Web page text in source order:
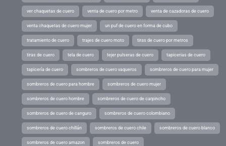
ver chaquetas de cuero venta de cuero por metro venta de cazadoras de cuero
venta chaquetas de cuero mujer un puf de cuero en forma de cubo
tratamiento de cuero trajes de cuero moto tiras de cuero por metros
tiras de cuero tela de cuero tejer pulseras de cuero tapicerias de cuero
tapicería de cuero sombreros de cuero vaqueros sombreros de cuero para mujer
sombreros de cuero para hombre sombreros de cuero mujer
sombreros de cuero hombre sombreros de cuero de carpincho
sombreros de cuero de canguro sombreros de cuero colombiano
sombreros de cuero chillán sombreros de cuero chile sombreros de cuero blanco
sombreros de cuero amazon sombreros de cuero